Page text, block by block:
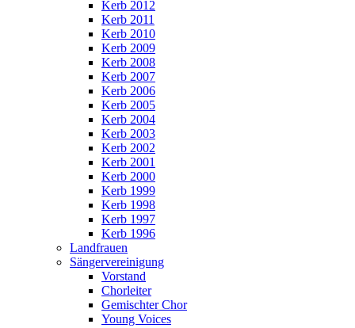
Kerb 2012
Kerb 2011
Kerb 2010
Kerb 2009
Kerb 2008
Kerb 2007
Kerb 2006
Kerb 2005
Kerb 2004
Kerb 2003
Kerb 2002
Kerb 2001
Kerb 2000
Kerb 1999
Kerb 1998
Kerb 1997
Kerb 1996
Landfrauen
Sängervereinigung
Vorstand
Chorleiter
Gemischter Chor
Young Voices